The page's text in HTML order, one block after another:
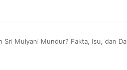
Sri Mulyani Mundur? Fakta, Isu, dan